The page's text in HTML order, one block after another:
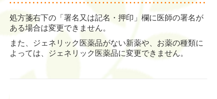
処方箋右下の「署名又は記名・押印」欄に医師の署名が
ある場合は変更できません。
また、ジェネリック医薬品がない新薬や、お薬の種類に
よっては、ジェネリック医薬品に変更できません。